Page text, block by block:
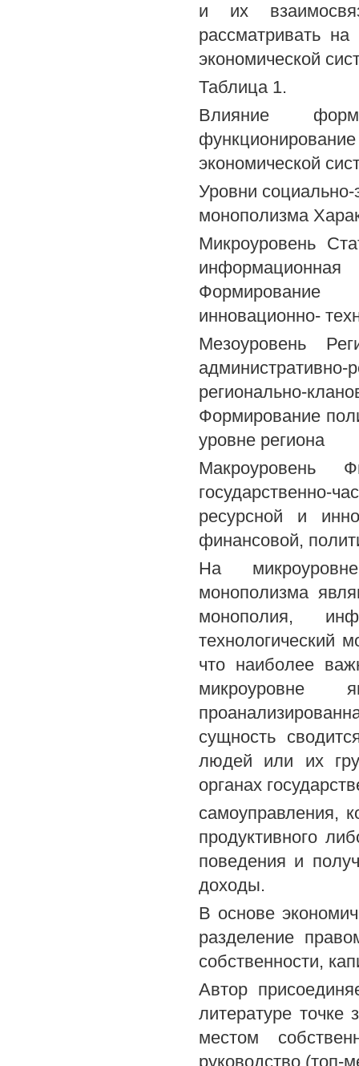
и их
рассматривать
экономической
Таблица 1.
Влияние
экономической
Уровни
монополизма
Микроуровень
Формирование
инновационно-
Мезоуровень
регионально-
Формирование
уровне региона
Макроуровень
государственно-
ресурсной и
финансовой,
На
монополизма
монополия,
технологический
что наиболее
микроуровне
сущность
людей или их
органах
самоуправления,
продуктивного
поведения и
доходы.
В основе
разделение
собственности,
Автор
литературе точке
местом
руководство (топ-